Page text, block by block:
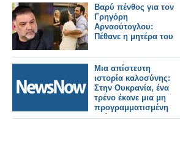
Βαρύ πένθος για τον
Γρηγόρη
Αρναούτογλου:
Πέθανε η μητέρα του
Μια απίστευτη
ιστορία καλοσύνης:
Στην Ουκρανία, ένα
τρένο έκανε μια μη
προγραμματισμένη
στάση για να